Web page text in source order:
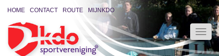
HOME CONTACT ROUTE MIJNKDO